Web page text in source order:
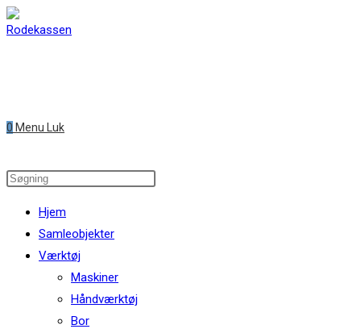
Skip
to
0 Menu Luk
Search
website
Hjem
Samleobjekter
Værktøj
Maskiner
Håndværktøj
Bor